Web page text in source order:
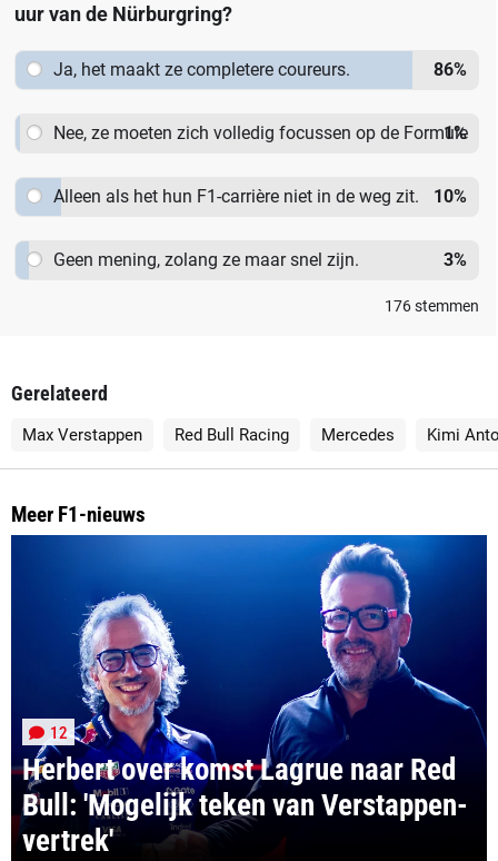
uur van de Nürburgring?
Ja, het maakt ze completere coureurs. 86%
Nee, ze moeten zich volledig focussen op de Formule
1%
Alleen als het hun F1-carrière niet in de weg zit. 10%
Geen mening, zolang ze maar snel zijn. 3%
176stemmen
Gerelateerd
Max Verstappen Red Bull Racing Mercedes Kimi
Meer F1-nieuws
Herbert over komst Lagrue naar Red
Bull: 'Mogelijk teken van Verstappen-
vertrek'
12